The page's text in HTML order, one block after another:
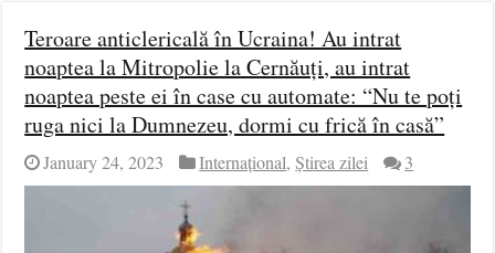
Teroare anticlericală în Ucraina! Au intrat
noaptea la Mitropolie la Cernăuți, au intrat
noaptea peste ei în case cu automate: “Nu te poți
ruga nici la Dumnezeu, dormi cu frică în casă”
January 24, 2023 Internațional,Știrea zilei 3